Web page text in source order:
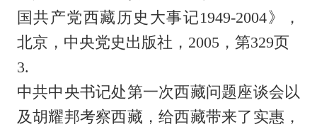
国共产党西藏历史大事记1949-2004》，
北京，中央党史出版社，2005，第329页
3.
中共中央书记处第一次西藏问题座谈会以
及胡耀邦考察西藏，给西藏带来了实惠，